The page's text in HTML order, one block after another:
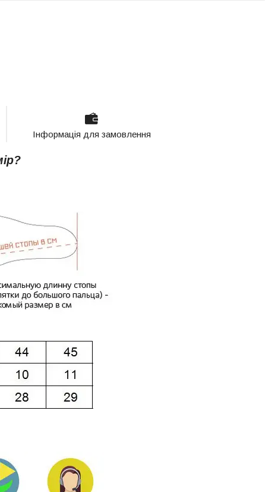
Інформація для замовлення